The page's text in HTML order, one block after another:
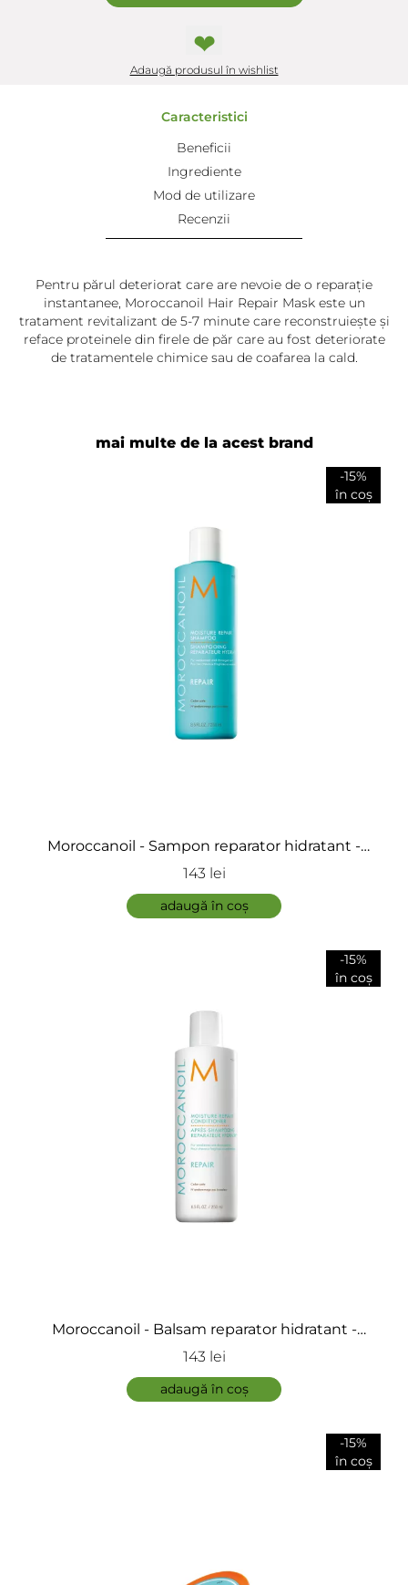
❤
Adaugă produsul în wishlist
Caracteristici
Beneficii
Ingrediente
Mod de utilizare
Recenzii
Pentru părul deteriorat care are nevoie de o reparație
instantanee, Moroccanoil Hair Repair Mask este un
tratament revitalizant de 5-7 minute care reconstruiește și
reface proteinele din firele de păr care au fost deteriorate
de tratamentele chimice sau de coafarea la cald.
mai multe de la acest brand
-15%
în coș
Moroccanoil - Sampon reparator hidratant -
Moisture Repair Shampoo
143 lei
adaugă în coș
-15%
în coș
Moroccanoil - Balsam reparator hidratant -
Moisture Repair Conditioner
143 lei
adaugă în coș
-15%
în coș